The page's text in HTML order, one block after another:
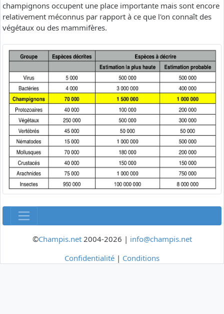
champignons occupent une place importante mais sont encore
relativement méconnus par rapport à ce que l'on connaît des
végétaux ou des mammifères.
©Champis.net2004-2026 | info@champis.net
Confidentialité | Conditions